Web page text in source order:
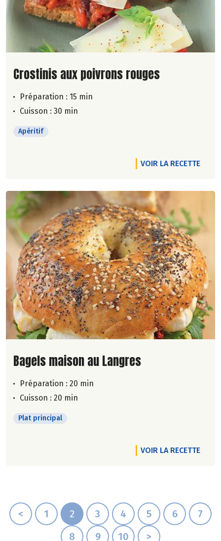
Lire la suite de la recette
Crostinis aux poivrons rouges
Préparation : 15 min
Cuisson : 30 min
Apéritif
VOIR LA RECETTE
Lire la suite de la recette
Bagels maison au Langres
Préparation : 20 min
Cuisson : 20 min
Plat principal
VOIR LA RECETTE
< 1 2 3 4 5 6
7
8
9 10 >